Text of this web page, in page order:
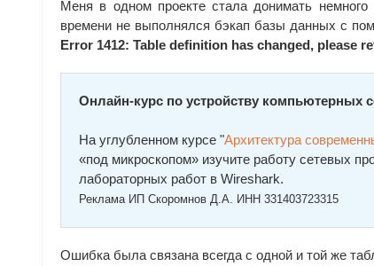
Меня в одном проекте стала донимать
времени не выполнялся бэкап базы данных с
Error 1412: Table definition has changed, please
Онлайн-курс по устройству компьютерных
На углубленном курсе "Архитектура
«под микроскопом» изучите работу сетевых
лабораторных работ в Wireshark.
Реклама ИП Скоромнов Д.А. ИНН 331403723315
Ошибка была связана всегда с одной и той же